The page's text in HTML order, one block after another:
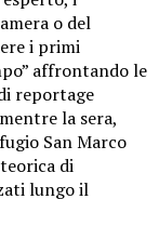
o del
i primi
affrontando le
reportage
la sera,
San Marco
di
lungo il